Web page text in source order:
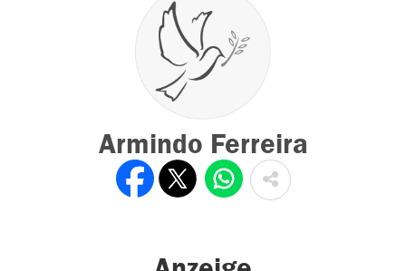
Armindo Ferreira